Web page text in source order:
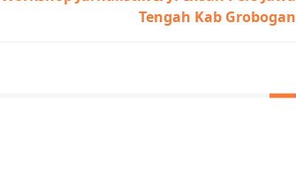
Tengah Kab Grobogan